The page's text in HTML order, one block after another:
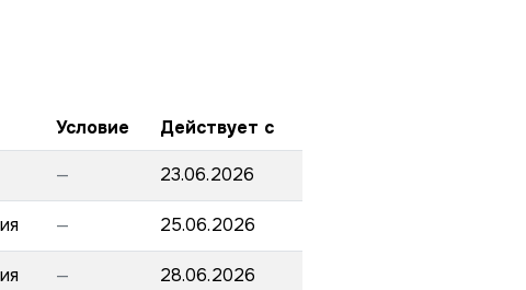
Условие
Действует с
— 23.06.2026
— 25.06.2026
— 28.06.2026